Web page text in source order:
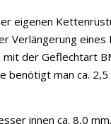
eigenen
Verlängerung
der Geflechtart
benötigt man ca. 2,5
innen ca. 8,0 mm.